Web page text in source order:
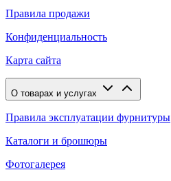
Правила продажи
Конфиденциальность
Карта сайта
О товарах и услугах
Правила эксплуатации фурнитуры
Каталоги и брошюры
Фотогалерея